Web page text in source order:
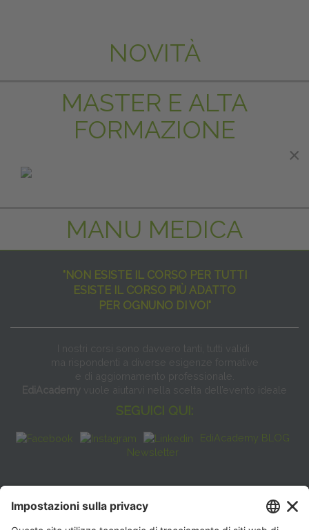
NOVITÀ
MASTER E ALTA
FORMAZIONE
MANU MEDICA
"NON ESISTE IL CORSO PER TUTTI
ESISTE IL CORSO PIÙ ADATTO
PER OGNUNO DI VOI"
I nostri corsi sono davvero tanti, tutti validi
ma rispondenti a diverse esigenze formative
e di aggiornamento professionale.
EdiAcademy vuole aiutarvi nella scelta dell’evento ideale
SEGUICI QUI:
EdiAcademy BLOG
Newsletter
FAQ
×
×